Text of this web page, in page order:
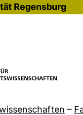
Direkt
Regensburg
–